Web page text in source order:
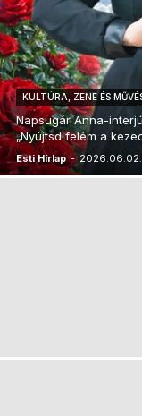
KULTÚRA, ZENE ÉS
Napsugár Anna-
„Nyújtsd felém a
Esti Hírlap - 2026.06.02.